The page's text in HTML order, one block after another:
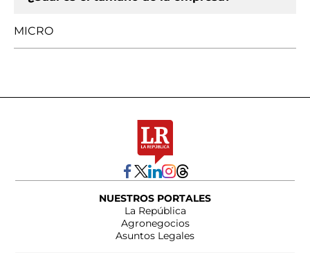
MICRO
NUESTROS PORTALES
La República
Agronegocios
Asuntos Legales